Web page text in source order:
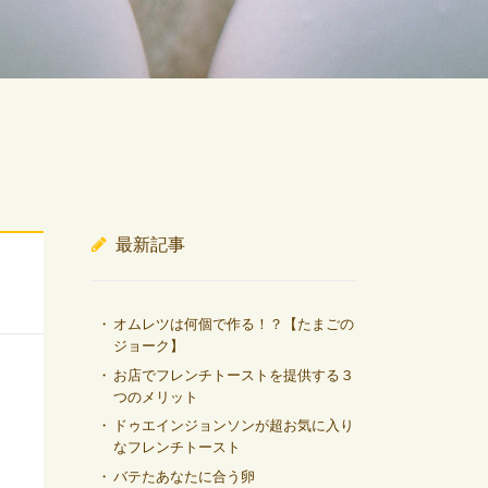
最新記事
オムレツは何個で作る！？【たまごの
ジョーク】
お店でフレンチトーストを提供する３
つのメリット
ドゥエインジョンソンが超お気に入り
なフレンチトースト
バテたあなたに合う卵